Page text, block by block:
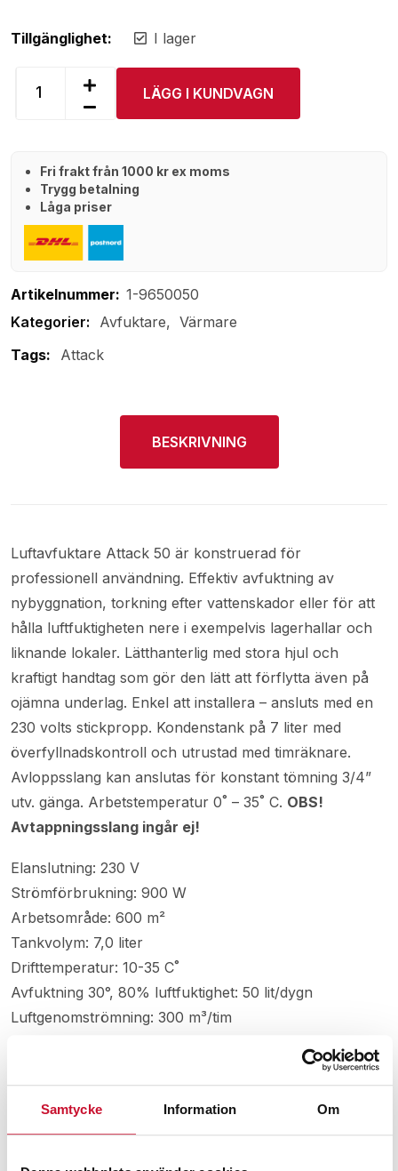
Samtycke Information Om
Tillgänglighet: I lager
LÄGG I KUNDVAGN
Fri frakt från 1000 kr ex moms
Trygg betalning
Låga priser
Artikelnummer: 1-9650050
Avfuktare
Värmare
Tags:
Attack
BESKRIVNING
Luftavfuktare Attack 50 är konstruerad för
professionell användning. Effektiv avfuktning av
nybyggnation, torkning efter vattenskador eller för att
hålla luftfuktigheten nere i exempelvis lagerhallar och
liknande lokaler. Lätthanterlig med stora hjul och
kraftigt handtag som gör den lätt att förflytta även på
ojämna underlag. Enkel att installera – ansluts med en
230 volts stickpropp. Kondenstank på 7 liter med
överfyllnadskontroll och utrustad med timräknare.
Avloppsslang kan anslutas för konstant tömning 3/4”
utv. gänga. Arbetstemperatur 0˚ – 35˚ C. OBS!
Avtappningsslang ingår ej!
Elanslutning: 230 V
Strömförbrukning: 900 W
Arbetsområde: 600 m²
Tankvolym: 7,0 liter
Drifttemperatur: 10-35 C˚
Avfuktning 30°, 80% luftfuktighet: 50 lit/dygn
Luftgenomströmning: 300 m³/tim
Varningslampa för full behållare: Ja
Hygrostat: Ja
Luftfilter tvättbart. Ja
Ljudnivå: 43 dB